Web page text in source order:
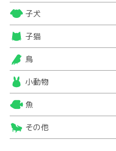
子犬
子猫
鳥
小動物
魚
その他